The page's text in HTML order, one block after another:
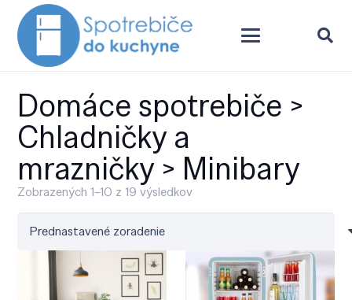
Domáce spotrebiče >
Chladničky a
mrazničky > Minibary
Zobrazených 1–10 z 19 výsledkov